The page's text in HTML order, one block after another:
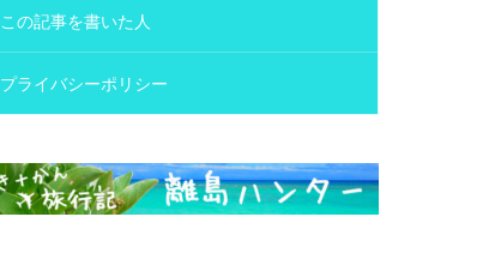
この記事を書いた人
プライバシーポリシー